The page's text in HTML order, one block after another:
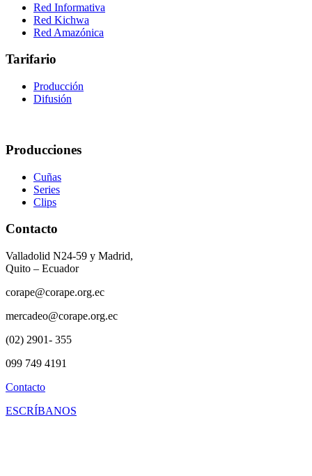
Red Informativa
Red Kichwa
Red Amazónica
Tarifario
Producción
Difusión
Producciones
Cuñas
Series
Clips
Contacto
Valladolid N24-59 y Madrid,
Quito – Ecuador
corape@corape.org.ec
mercadeo@corape.org.ec
(02) 2901- 355
099 749 4191
Contacto
ESCRÍBANOS